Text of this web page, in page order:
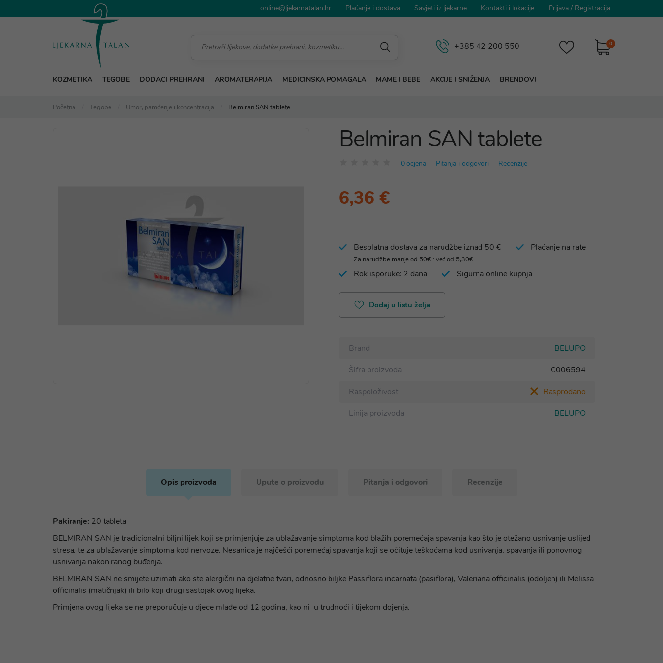
online@ljekarnatalan.hr Plaćanje i dostava Savjeti iz ljekarne Kontakti i lokacije Prijava / Registracija
0
+385 42 200 550
KOZMETIKA TEGOBE DODACI PREHRANI AROMATERAPIJA MEDICINSKA POMAGALA MAME I BEBE AKCIJE I SNIŽENJA BRENDOVI
Početna Tegobe Umor, pamćenje i koncentracija Belmiran SAN tablete
Belmiran SAN tablete
0 ocjena Pitanja i odgovori Recenzije
6,36 €
Besplatna dostava za narudžbe iznad 50 €
Za narudžbe manje od 50€ : već od 5,30€
Plaćanje na rate
Rok isporuke: 2 dana Sigurna online kupnja
Dodaj u listu želja
Brand
BELUPO
Šifra proizvoda
C006594
Raspoloživost
Rasprodano
Linija proizvoda
BELUPO
Opis proizvoda Upute o proizvodu Pitanja i odgovori Recenzije
Pakiranje: 20 tableta
BELMIRAN SAN je tradicionalni biljni lijek koji se primjenjuje za ublažavanje simptoma kod blažih poremećaja spavanja kao što je otežano usnivanje uslijed
stresa, te za ublažavanje simptoma kod nervoze. Nesanica je najčešći poremećaj spavanja koji se očituje teškoćama kod usnivanja, spavanja ili ponovnog
usnivanja nakon ranog buđenja.
BELMIRAN SAN ne smijete uzimati ako ste alergični na djelatne tvari, odnosno biljke Passiflora incarnata (pasiflora), Valeriana officinalis (odoljen) ili Melissa
officinalis (matičnjak) ili bilo koji drugi sastojak ovog lijeka.
Primjena ovog lijeka se ne preporučuje u djece mlađe od 12 godina, kao ni u trudnoći i tijekom dojenja.